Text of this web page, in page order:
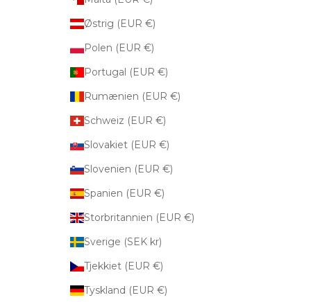
Østrig (EUR €)
Polen (EUR €)
Portugal (EUR €)
Rumænien (EUR €)
Schweiz (EUR €)
Slovakiet (EUR €)
Slovenien (EUR €)
Spanien (EUR €)
Storbritannien (EUR €)
Sverige (SEK kr)
Tjekkiet (EUR €)
Tyskland (EUR €)